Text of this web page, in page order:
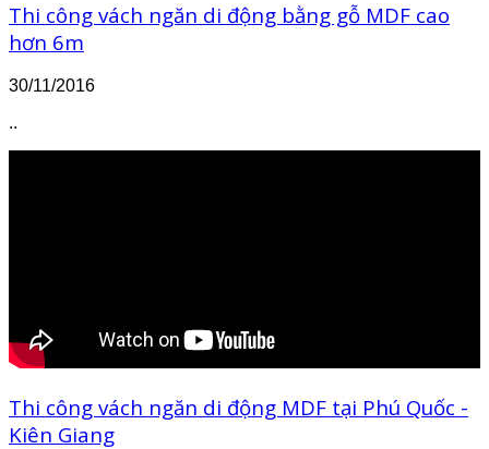
Thi công vách ngăn di động bằng gỗ MDF cao
hơn 6m
30/11/2016
..
Thi công vách ngăn di động MDF tại Phú Quốc -
Kiên Giang